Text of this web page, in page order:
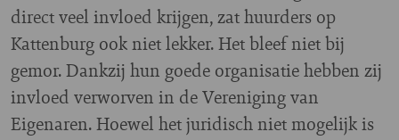
direct veel invloed krijgen, zat huurders op
Kattenburg ook niet lekker. Het bleef niet bij
gemor. Dankzij hun goede organisatie hebben zij
invloed verworven in de Vereniging van
Eigenaren. Hoewel het juridisch niet mogelijk is